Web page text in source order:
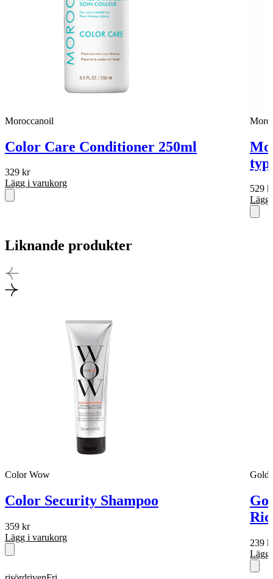
Moroccanoil
Color Care Conditioner 250ml
329 kr
Lägg i varukorg
529
Lägg
Liknande produkter
Color Wow
Color Security Shampoo
359 kr
Lägg i varukorg
239
Lägg